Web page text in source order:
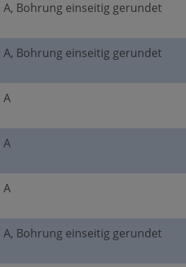
A, Bohrung einseitig gerundet
A, Bohrung einseitig gerundet
A
A
A
A, Bohrung einseitig gerundet